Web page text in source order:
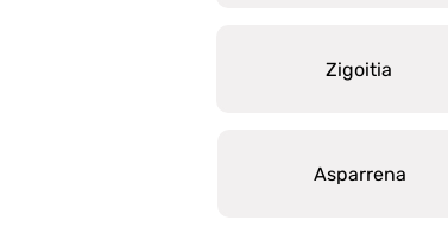
Zigoitia
Asparrena